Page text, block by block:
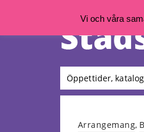
Öppettider,
Arrangemang,
Vi och våra